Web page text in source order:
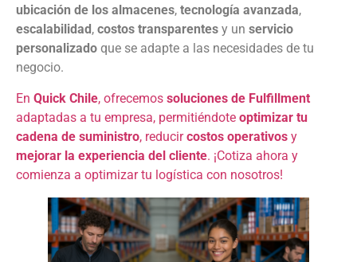
ubicación de los almacenes, tecnología avanzada,
escalabilidad , costos transparentes y un servicio
personalizado que se adapte a las necesidades de tu
negocio.
En Quick Chile, ofrecemos soluciones de Fulfillment
adaptadas a tu empresa, permitiéndote optimizar tu
cadena de suministro, reducircostos operativos y
mejorar la experiencia del cliente. ¡Cotiza ahora y
comienza a optimizar tu logística con nosotros!